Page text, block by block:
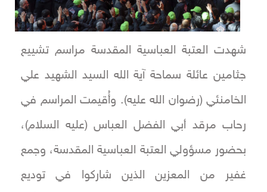
شهدت العتبة العباسية المقدسة مراسم تشييع
جثامين عائلة سماحة آية الله السيد الشهيد علي
الخامنئي (رضوان الله عليه). وأُقيمت المراسم في
رحاب مرقد أبي الفضل العباس (عليه السلام)،
بحضور مسؤولي العتبة العباسية المقدسة، وجمع
غفير من المعزين الذين شاركوا في توديع